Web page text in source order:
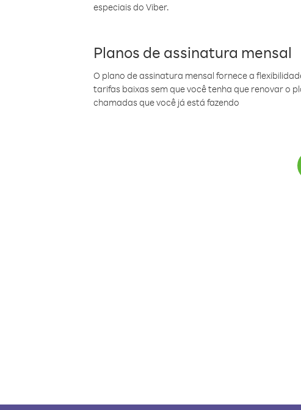
especiais do Viber.
Planos de assinatura mensal
O plano de assinatura mensal fornece a
tarifas baixas sem que você tenha que renovar o
chamadas que você já está fazendo